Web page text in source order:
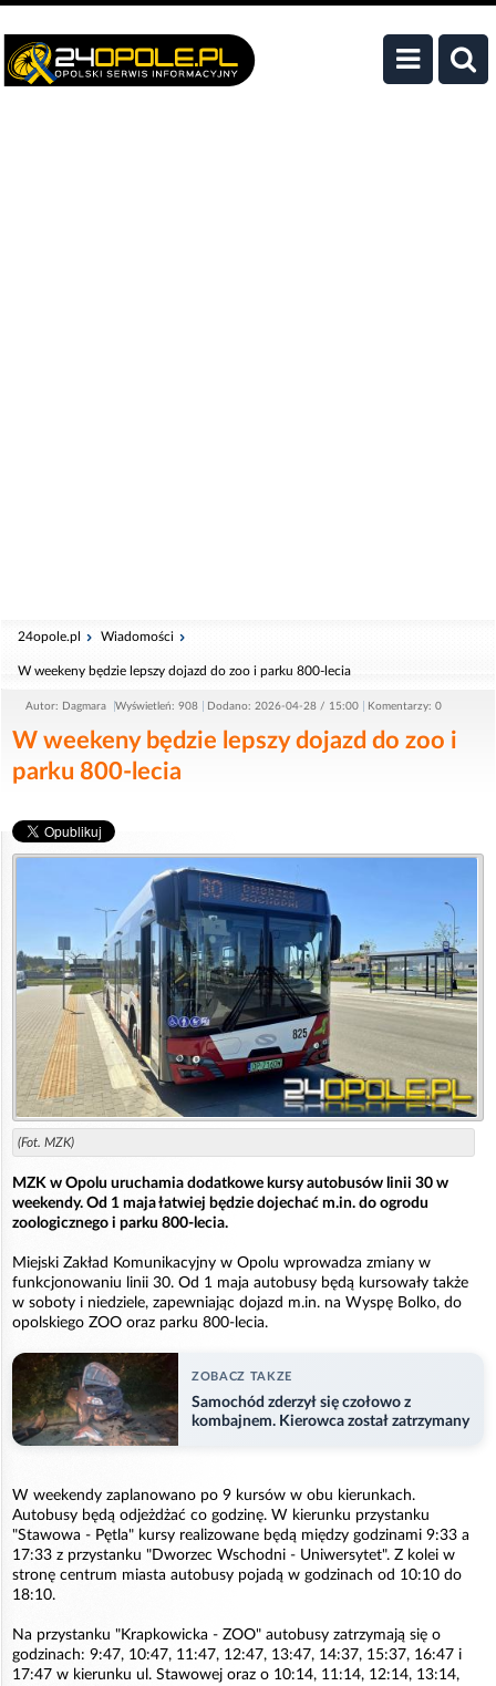
24opole.pl Wiadomości
W weekeny będzie lepszy dojazd do zoo i parku 800-lecia
Autor: Dagmara Wyświetleń: 908 Dodano: 2026-04-28 / 15:00 Komentarzy: 0
W weekeny będzie lepszy dojazd do zoo i
parku 800-lecia
(Fot. MZK)
MZK w Opolu uruchamia dodatkowe kursy autobusów linii 30 w
weekendy. Od 1 maja łatwiej będzie dojechać m.in. do ogrodu
zoologicznego i parku 800-lecia.
Miejski Zakład Komunikacyjny w Opolu wprowadza zmiany w
funkcjonowaniu linii 30. Od 1 maja autobusy będą kursowały także
w soboty i niedziele, zapewniając dojazd m.in. na Wyspę Bolko, do
opolskiego ZOO oraz parku 800-lecia.
ZOBACZ TAKZE
Samochód zderzył się czołowo z
kombajnem. Kierowca został zatrzymany
W weekendy zaplanowano po 9 kursów w obu kierunkach.
Autobusy będą odjeżdżać co godzinę. W kierunku przystanku
"Stawowa - Pętla" kursy realizowane będą między godzinami 9:33 a
17:33 z przystanku "Dworzec Wschodni - Uniwersytet". Z kolei w
stronę centrum miasta autobusy pojadą w godzinach od 10:10 do
18:10.
Na przystanku "Krapkowicka - ZOO" autobusy zatrzymają się o
godzinach: 9:47, 10:47, 11:47, 12:47, 13:47, 14:37, 15:37, 16:47 i
17:47 w kierunku ul. Stawowej oraz o 10:14, 11:14, 12:14, 13:14,